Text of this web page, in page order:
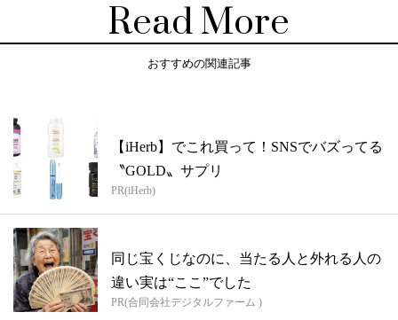
Read More
おすすめの関連記事
【iHerb】でこれ買って！SNSでバズってる
〝GOLD〟サプリ
PR(iHerb)
同じ宝くじなのに、当たる人と外れる人の
違い実は“ここ”でした
PR(合同会社デジタルファーム )